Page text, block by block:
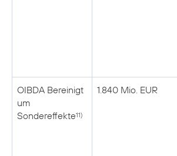
OIBDA Bereinigt
um
Sondereffekte11)
1.840 Mio. EUR